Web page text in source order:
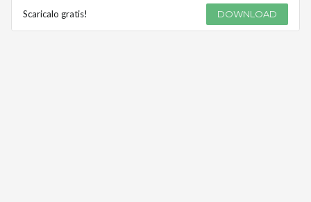
Scaricalo gratis! DOWNLOAD